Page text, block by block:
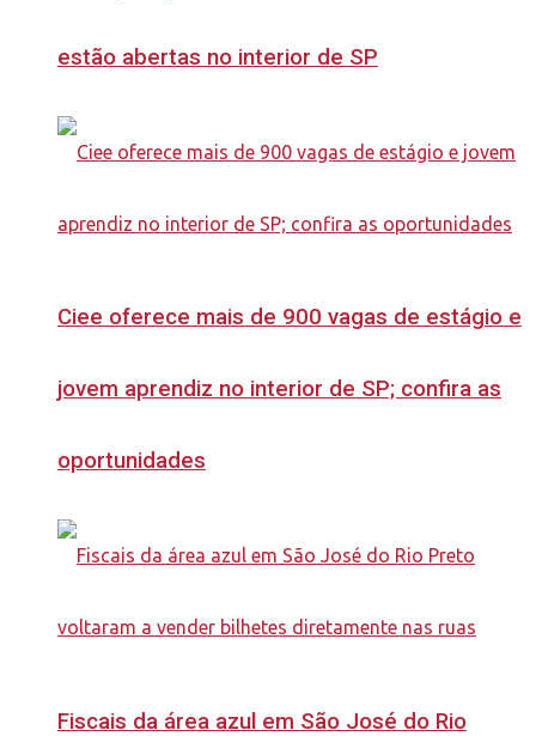
estão abertas no interior de SP
Ciee oferece mais de 900 vagas de estágio e
jovem aprendiz no interior de SP; confira as
oportunidades
Fiscais da área azul em São José do Rio